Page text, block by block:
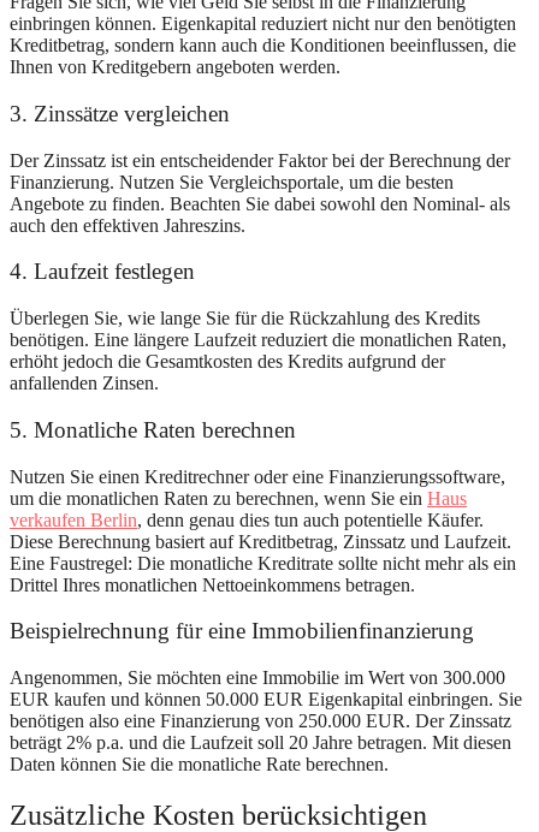
einbringen können. Eigenkapital reduziert nicht nur den benötigten
Kreditbetrag, sondern kann auch die Konditionen beeinflussen, die
Ihnen von Kreditgebern angeboten werden.
3. Zinssätze vergleichen
Der Zinssatz ist ein entscheidender Faktor bei der Berechnung der
Finanzierung. Nutzen Sie Vergleichsportale, um die besten
Angebote zu finden. Beachten Sie dabei sowohl den Nominal- als
auch den effektiven Jahreszins.
4. Laufzeit festlegen
Überlegen Sie, wie lange Sie für die Rückzahlung des Kredits
benötigen. Eine längere Laufzeit reduziert die monatlichen Raten,
erhöht jedoch die Gesamtkosten des Kredits aufgrund der
anfallenden Zinsen.
5. Monatliche Raten berechnen
Nutzen Sie einen Kreditrechner oder eine Finanzierungssoftware,
um die monatlichen Raten zu berechnen, wenn Sie ein Haus
verkaufen Berlin, denn genau dies tun auch potentielle Käufer.
Diese Berechnung basiert auf Kreditbetrag, Zinssatz und Laufzeit.
Eine Faustregel: Die monatliche Kreditrate sollte nicht mehr als ein
Drittel Ihres monatlichen Nettoeinkommens betragen.
Beispielrechnung für eine Immobilienfinanzierung
Angenommen, Sie möchten eine Immobilie im Wert von 300.000
EUR kaufen und können 50.000 EUR Eigenkapital einbringen. Sie
benötigen also eine Finanzierung von 250.000 EUR. Der Zinssatz
beträgt 2% p.a. und die Laufzeit soll 20 Jahre betragen. Mit diesen
Daten können Sie die monatliche Rate berechnen.
Zusätzliche Kosten berücksichtigen